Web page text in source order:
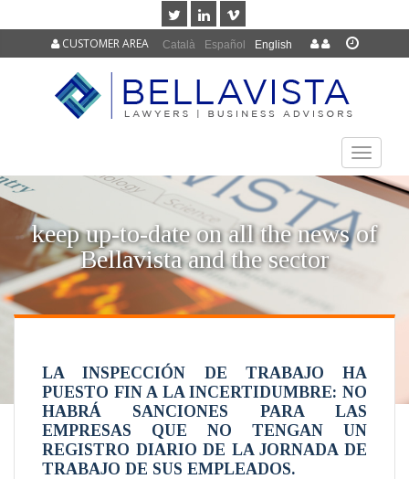
Català Español English
CUSTOMER AREA
TOGGLE
keep up-to-date on all the news of
Bellavista and the sector
LA INSPECCIÓN DE TRABAJO HA
PUESTO FIN A LA INCERTIDUMBRE: NO
HABRÁ SANCIONES PARA LAS
EMPRESAS QUE NO TENGAN UN
REGISTRO DIARIO DE LA JORNADA DE
TRABAJO DE SUS EMPLEADOS.